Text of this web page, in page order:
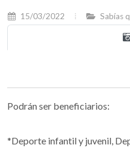
15/03/2022 Sabías
Podrán ser beneficiarios:
*Deporte infantil y juvenil,